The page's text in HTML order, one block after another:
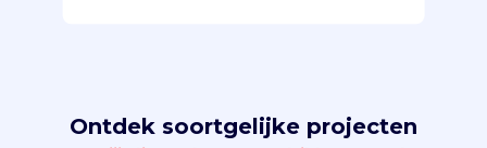
Ontdek soortgelijke projecten